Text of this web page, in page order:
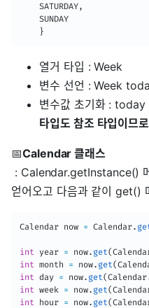
	SATURDAY
,
}
열거 타입 : Week
변수 선언 : Week
변수값 초기화 : today
타입도 참조 타입이므
📅Calendar 클래스
: Calendar.getInstance()
얻어오고 다음과 같이 get()
Calendar now = Calendar.
int year = now. get(
int month = now. get(
int day = now. get(Calendar
int week = now. get(
int hour = now. get(